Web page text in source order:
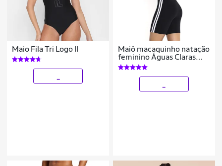
Maio Fila Tri Logo II
Maiô macaquinho natação
feminino Águas Claras
para hidroginástica
fitness e piscina + touca